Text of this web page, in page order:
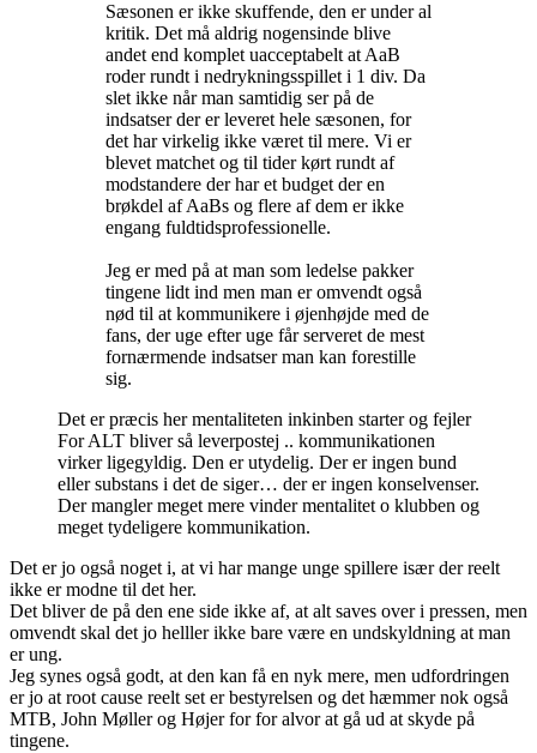
Sæsonen er ikke skuffende, den er under al
kritik. Det må aldrig nogensinde blive
andet end komplet uacceptabelt at AaB
roder rundt i nedrykningsspillet i 1 div. Da
slet ikke når man samtidig ser på de
indsatser der er leveret hele sæsonen, for
det har virkelig ikke været til mere. Vi er
blevet matchet og til tider kørt rundt af
modstandere der har et budget der en
brøkdel af AaBs og flere af dem er ikke
engang fuldtidsprofessionelle.
Jeg er med på at man som ledelse pakker
tingene lidt ind men man er omvendt også
nød til at kommunikere i øjenhøjde med de
fans, der uge efter uge får serveret de mest
fornærmende indsatser man kan forestille
sig.
Det er præcis her mentaliteten inkinben starter og fejler
For ALT bliver så leverpostej .. kommunikationen
virker ligegyldig. Den er utydelig. Der er ingen bund
eller substans i det de siger… der er ingen konselvenser.
Der mangler meget mere vinder mentalitet o klubben og
meget tydeligere kommunikation.
Det er jo også noget i, at vi har mange unge spillere især der reelt
ikke er modne til det her.
Det bliver de på den ene side ikke af, at alt saves over i pressen, men
omvendt skal det jo helller ikke bare være en undskyldning at man
er ung.
Jeg synes også godt, at den kan få en nyk mere, men udfordringen
er jo at root cause reelt set er bestyrelsen og det hæmmer nok også
MTB, John Møller og Højer for for alvor at gå ud at skyde på
tingene.